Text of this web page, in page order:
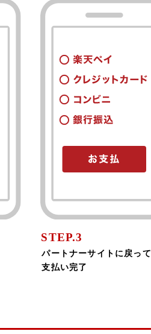
STEP.3
パートナーサイトに戻って
支払い完了